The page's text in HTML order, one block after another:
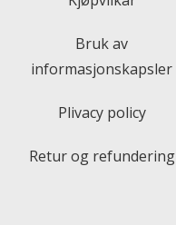
Bruk av
informasjonskapsler
Plivacy policy
Retur og refundering